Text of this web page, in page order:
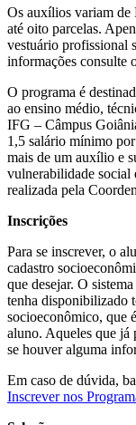
Os auxílios variam de
até oito parcelas.
vestuário profissional
informações consulte
O programa é
ao ensino médio,
IFG – Câmpus
1,5 salário mínimo
mais de um auxílio e
vulnerabilidade social
realizada pela
Inscrições
Para se inscrever, o
cadastro
que desejar. O
tenha disponibilizado
socioeconômico, que
aluno. Aqueles que já
se houver alguma
Em caso de dúvida,
Inscrever nos